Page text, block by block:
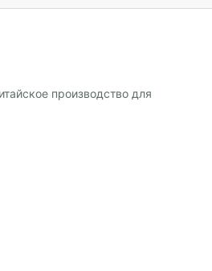
производство для